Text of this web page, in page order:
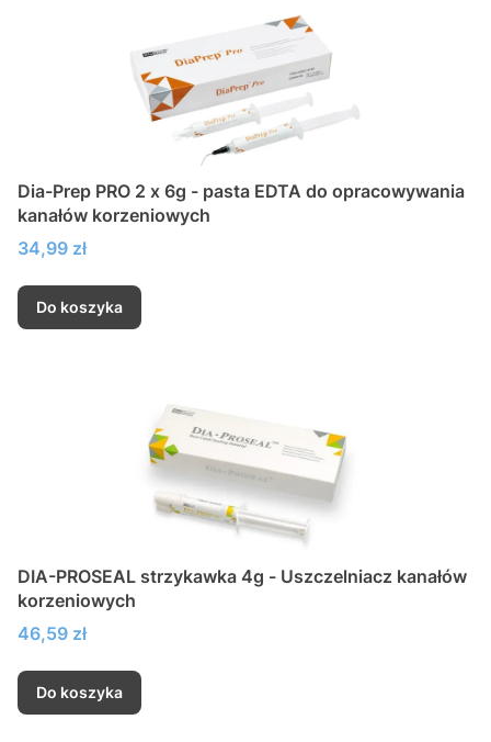
Dia-Prep PRO 2 x 6g - pasta EDTA do opracowywania
kanałów korzeniowych
Cena
34,99 zł
Do koszyka
DIA-PROSEAL strzykawka 4g - Uszczelniacz kanałów
korzeniowych
Cena
46,59 zł
Do koszyka